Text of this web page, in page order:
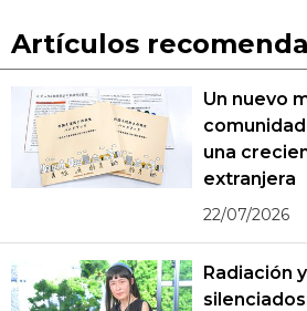
Artículos
Un nuevo
una
extranjera
22/07/2026
Radiación